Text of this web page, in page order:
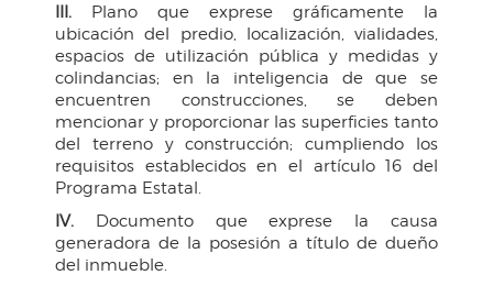
III. Plano que exprese gráficamente la
ubicación del predio, localización, vialidades,
espacios de utilización pública y medidas y
colindancias; en la inteligencia de que se
encuentren construcciones, se deben
mencionar y proporcionar las superficies tanto
del terreno y construcción; cumpliendo los
requisitos establecidos en el artículo 16 del
Programa Estatal.
IV. Documento que exprese la causa
generadora de la posesión a título de dueño
del inmueble.